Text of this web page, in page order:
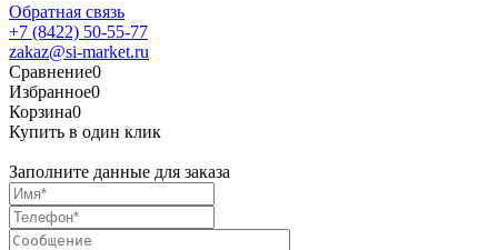
Обратная связь
+7 (8422) 50-55-77
zakaz@si-market.ru
Сравнение0
Избранное0
Корзина0
Купить в один клик
Заполните данные для заказа